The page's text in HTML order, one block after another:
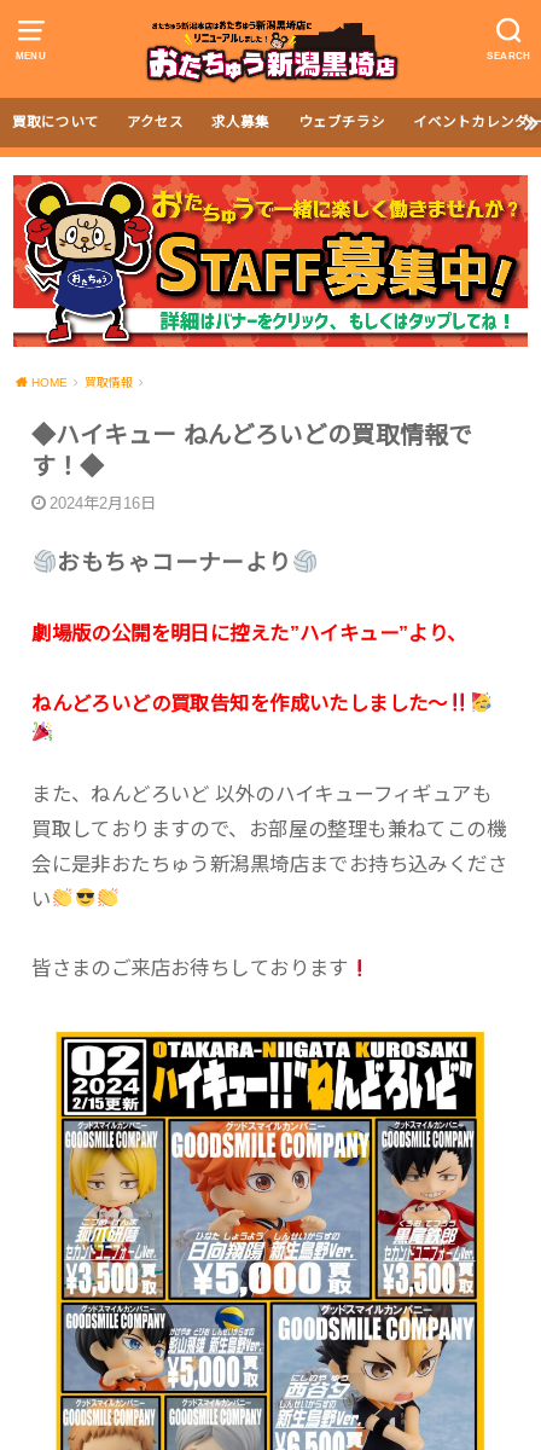
MENU SEARCH
買取について アクセス 求人募集 ウェブチラシ イベントカレンダ
HOME 買取情報
◆ハイキュー ねんどろいどの買取情報で
す！◆
2024年2月16日
おもちゃコーナーより
劇場版の公開を明日に控えた”ハイキュー”より、
ねんどろいどの買取告知を作成いたしました〜
また、ねんどろいど 以外のハイキューフィギュアも
買取しておりますので、お部屋の整理も兼ねてこの機
会に是非おたちゅう新潟黒埼店までお持ち込みくださ
い
皆さまのご来店お待ちしております